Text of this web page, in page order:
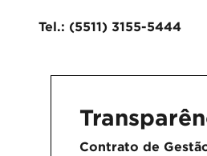
Tel.: (5511) 3155-5444
Contrato de